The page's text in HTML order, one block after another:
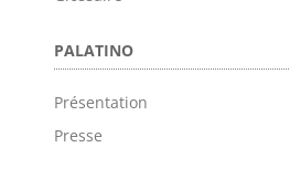
PALATINO
Présentation
Presse